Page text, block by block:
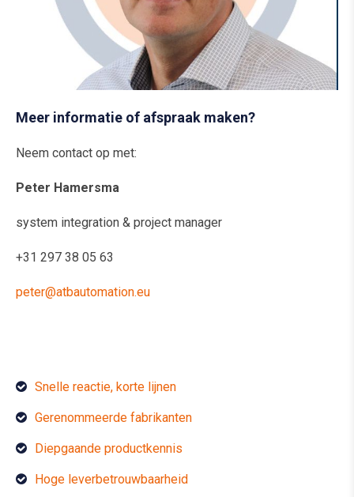
Meer informatie of afspraak maken?
Neem contact op met:
Peter Hamersma
system integration & project manager
+31 297 38 05 63
peter@atbautomation.eu
Snelle reactie, korte lijnen
Gerenommeerde fabrikanten
Diepgaande productkennis
Hoge leverbetrouwbaarheid